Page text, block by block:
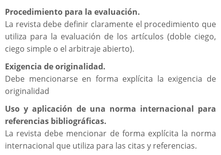
Procedimiento para la evaluación.
La revista debe definir claramente el procedimiento que
utiliza para la evaluación de los artículos (doble ciego,
ciego simple o el arbitraje abierto).
Exigencia de originalidad.
Debe mencionarse en forma explícita la exigencia de
originalidad
Uso y aplicación de una norma internacional para
referencias bibliográficas.
La revista debe mencionar de forma explícita la norma
internacional que utiliza para las citas y referencias.